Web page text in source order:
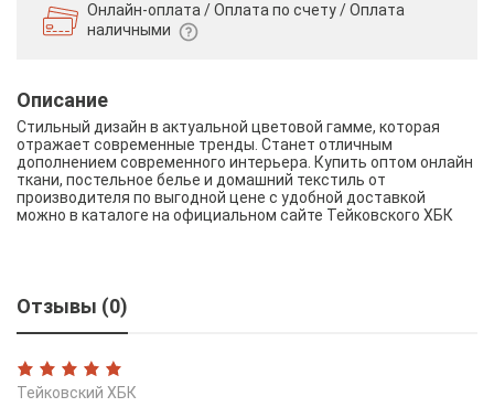
Онлайн-оплата / Оплата по счету /Оплата
наличными
Описание
Стильный дизайн в актуальной цветовой гамме, которая
отражает современные тренды. Станет отличным
дополнением современного интерьера. Купить оптом онлайн
ткани, постельное белье и домашний текстиль от
производителя по выгодной цене с удобной доставкой
можно в каталоге на официальном сайте Тейковского ХБК
Отзывы (0)
Тейковский ХБК